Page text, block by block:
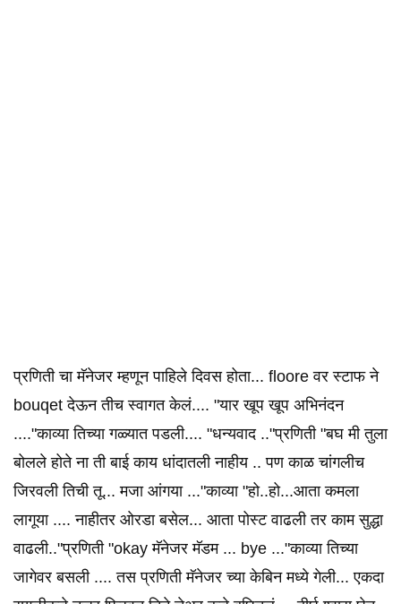
प्रणिती चा मॅनेजर म्हणून पाहिले दिवस होता... floore वर स्टाफ ने
bouqet देऊन तीच स्वागत केलं.... "यार खूप खूप अभिनंदन
...."काव्या तिच्या गळ्यात पडली.... "धन्यवाद .."प्रणिती "बघ मी तुला
बोलले होते ना ती बाई काय धांदातली नाहीय .. पण काळ चांगलीच
जिरवली तिची तू... मजा आंगया ..."काव्या "हो..हो...आता कमला
लागूया .... नाहीतर ओरडा बसेल... आता पोस्ट वाढली तर काम सुद्धा
वाढली.."प्रणिती "okay मॅनेजर मॅडम ... bye ..."काव्या तिच्या
जागेवर बसली .... तस प्रणिती मॅनेजर च्या केबिन मध्ये गेली... एकदा